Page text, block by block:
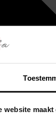
website